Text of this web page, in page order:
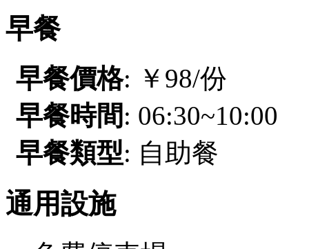
早餐
早餐價格: ￥98/份
早餐時間: 06:30~10:00
早餐類型: 自助餐
通用設施